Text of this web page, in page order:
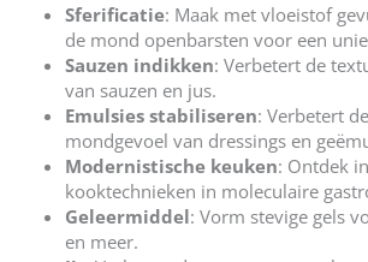
Sferificatie: Maak met vloeistof
de mond openbarsten voor een
Sauzen indikken: Verbetert de
van sauzen en jus.
Emulsies stabiliseren: Verbetert
mondgevoel van dressings en
Modernistische keuken: Ontdek
kooktechnieken in moleculaire
Geleermiddel: Vorm stevige gels
en meer.